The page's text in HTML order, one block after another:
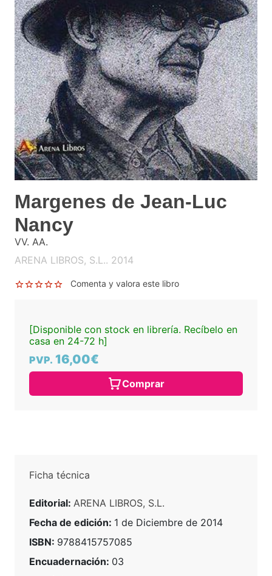
Margenes de Jean-Luc
Nancy
VV. AA.
ARENA LIBROS, S.L.. 2014
Comenta y valora este libro
[Disponible con stock en librería. Recíbelo en
casa en 24-72 h]
PVP. 16,00€
Comprar
Ficha técnica
Editorial: ARENA LIBROS, S.L.
Fecha de edición: 1 de Diciembre de 2014
ISBN: 9788415757085
Encuadernación: 03